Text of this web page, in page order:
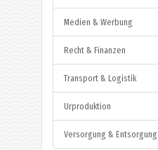
Medien & Werbung
Recht & Finanzen
Transport & Logistik
Urproduktion
Versorgung & Entsorgung